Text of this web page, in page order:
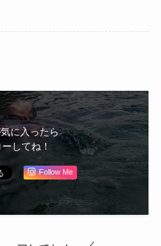
に入ったら
してね！
Follow Me